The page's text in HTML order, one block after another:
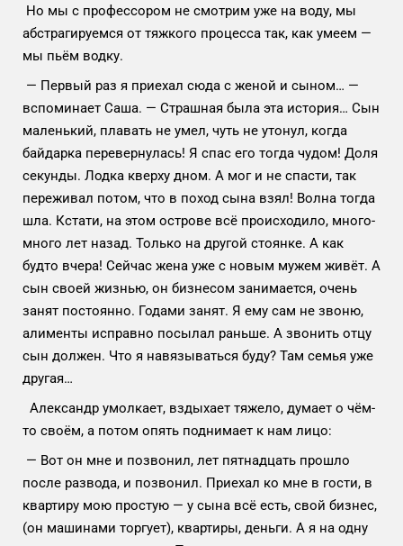
Но мы с профессором не смотрим уже на воду, мы
абстрагируемся от тяжкого процесса так, как умеем —
мы пьём водку.
— Первый раз я приехал сюда с женой и сыном… —
вспоминает Саша. — Страшная была эта история… Сын
маленький, плавать не умел, чуть не утонул, когда
байдарка перевернулась! Я спас его тогда чудом! Доля
секунды. Лодка кверху дном. А мог и не спасти, так
переживал потом, что в поход сына взял! Волна тогда
шла. Кстати, на этом острове всё происходило, много-
много лет назад. Только на другой стоянке. А как
будто вчера! Сейчас жена уже с новым мужем живёт. А
сын своей жизнью, он бизнесом занимается, очень
занят постоянно. Годами занят. Я ему сам не звоню,
алименты исправно посылал раньше. А звонить отцу
сын должен. Что я навязываться буду? Там семья уже
другая…
Александр умолкает, вздыхает тяжело, думает о чём-
то своём, а потом опять поднимает к нам лицо:
— Вот он мне и позвонил, лет пятнадцать прошло
после развода, и позвонил. Приехал ко мне в гости, в
квартиру мою простую — у сына всё есть, свой бизнес,
(он машинами торгует), квартиры, деньги. А я на одну